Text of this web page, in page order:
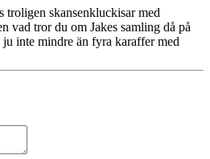
troligen skansenkluckisar med
vad tror du om Jakes samling då på
ju inte mindre än fyra karaffer med